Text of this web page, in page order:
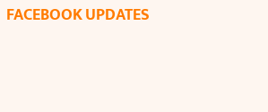
FACEBOOK UPDATES